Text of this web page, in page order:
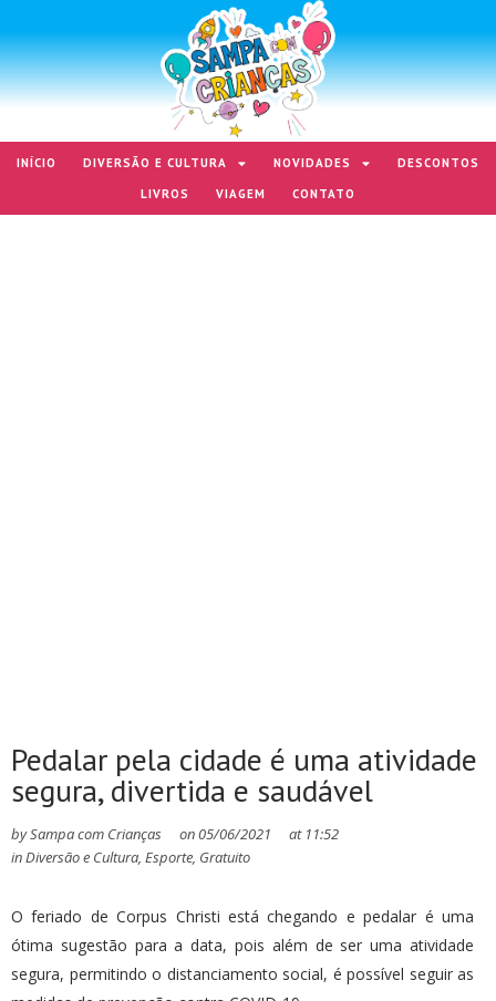
INÍCIO DIVERSÃO E CULTURA NOVIDADES
DESCONTOS
LIVROS
VIAGEM CONTATO
Pedalar pela cidade é uma atividade
segura, divertida e saudável
bySampa com Crianças on05/06/2021 at 11:52
inDiversão e Cultura, Esporte, Gratuito
O feriado de Corpus Christi está chegando e pedalar é uma
ótima sugestão para a data, pois além de ser uma atividade
segura, permitindo o distanciamento social, é possível seguir as